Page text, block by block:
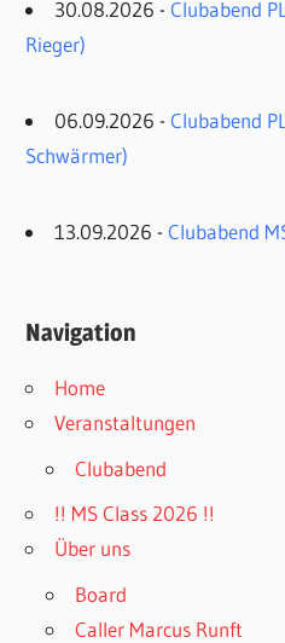
30.08.2026 -Clubabend
Rieger)
06.09.2026 -Clubabend
Schwärmer)
13.09.2026 -Clubabend
Navigation
Home
Veranstaltungen
Clubabend
!! MS Class 2026 !!
Über uns
Board
Caller Marcus Runft